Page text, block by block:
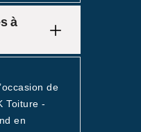
à
de
Toiture -
en